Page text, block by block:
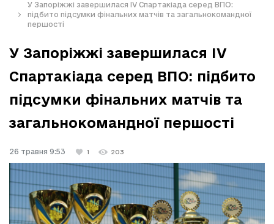
У Запоріжжі завершилася IV Спартакіада серед ВПО:
підбито підсумки фінальних матчів та загальнокомандної
першості
У Запоріжжі завершилася IV
Спартакіада серед ВПО: підбито
підсумки фінальних матчів та
загальнокомандної першості
26 травня 9:53 1 203